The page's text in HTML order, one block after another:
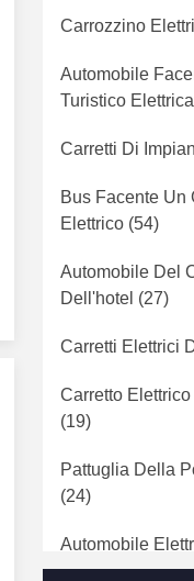
Carrozzino
Automobile
Turistico Elettrica
Carretti Di
Bus Facente Un
Elettrico (54)
Automobile Del
Dell'hotel (27)
Carretti Elettrici
Carretto
(19)
Pattuglia Della
(24)
Automobile
Dell'ambulanza